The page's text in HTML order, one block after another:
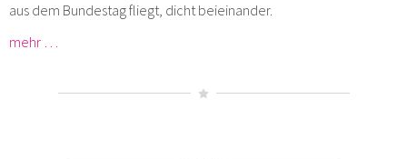
aus dem Bundestag fliegt, dicht beieinander.
mehr …